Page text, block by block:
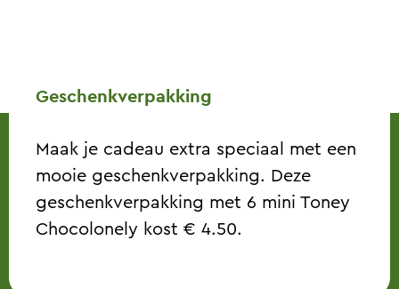
Geschenkverpakking
Maak je cadeau extra speciaal met een
mooie geschenkverpakking. Deze
geschenkverpakking met 6 mini Toney
Chocolonely kost € 4.50.